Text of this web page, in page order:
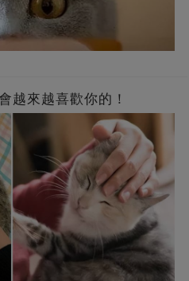
越來越喜歡你的！